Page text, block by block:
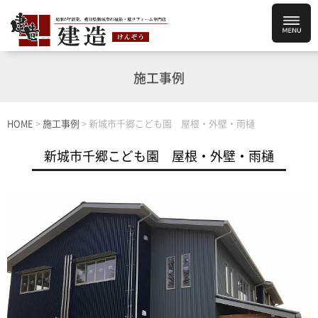
施工事例
HOME > 施工事例 > 新城市千郷こども園 屋根・外壁・雨樋
新城市千郷こども園 屋根・外壁・雨樋